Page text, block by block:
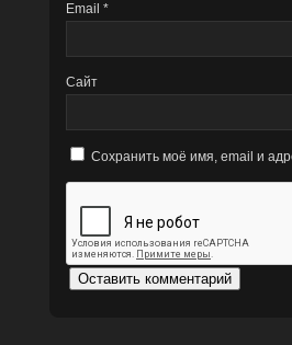
Email *
Сайт
Сохранить моё имя, email и